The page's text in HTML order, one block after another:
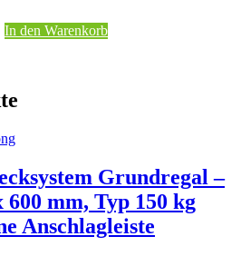
In den Warenkorb
Grundregal –
600 mm, Typ 150 kg
Anschlagleiste